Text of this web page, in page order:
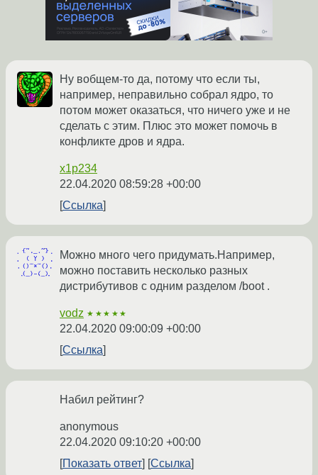
Ну вобщем-то да, потому что если ты,
например, неправильно собрал ядро, то
потом может оказаться, что ничего уже и не
сделать с этим. Плюс это может помочь в
конфликте дров и ядра.
x1p234
22.04.2020 08:59:28 +00:00
Ссылка
Можно много чего придумать.Например,
можно поставить несколько разных
дистрибутивов с одним разделом /boot .
vodz ★★★★★
22.04.2020 09:00:09 +00:00
Ссылка
Набил рейтинг?
anonymous
22.04.2020 09:10:20 +00:00
Показать ответ
Ссылка